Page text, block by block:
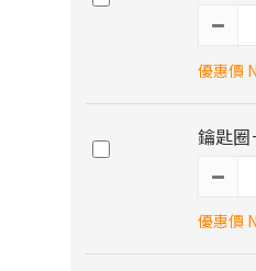
優惠價
鑰匙圈
優惠價